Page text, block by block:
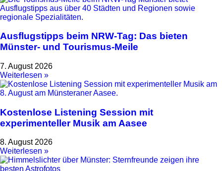
Ausflugstipps beim NRW-Tag: Das bieten
Münster- und Tourismus-Meile
7. August 2026
Weiterlesen »
Kostenlose Listening Session mit
experimenteller Musik am Aasee
8. August 2026
Weiterlesen »